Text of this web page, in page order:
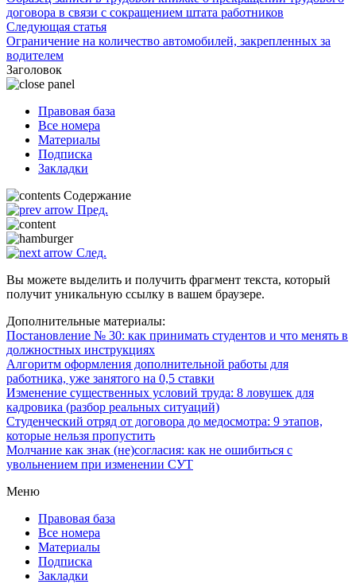
договора в связи с сокращением штата работников
Следующая статья
Ограничение на количество автомобилей, закрепленных за
водителем
Заголовок
Правовая база
Все номера
Материалы
Подписка
Закладки
Содержание
Пред.
След.
Вы можете выделить и получить фрагмент текста, который
получит уникальную ссылку в вашем браузере.
Дополнительные материалы:
Постановление № 30: как принимать студентов и что менять в
должностных инструкциях
Алгоритм оформления дополнительной работы для
работника, уже занятого на 0,5 ставки
Изменение существенных условий труда: 8 ловушек для
кадровика (разбор реальных ситуаций)
Студенческий отряд от договора до медосмотра: 9 этапов,
которые нельзя пропустить
Молчание как знак (не)согласия: как не ошибиться с
увольнением при изменении СУТ
Меню
Правовая база
Все номера
Материалы
Подписка
Закладки